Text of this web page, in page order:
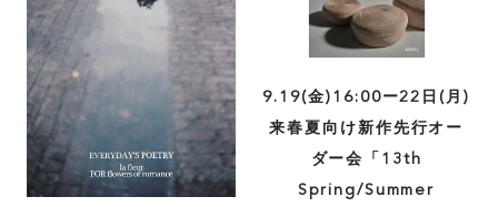
9.19(金)16:00ー22日(月)
来春夏向け新作先行オー
ダー会「13th
Spring/Summer